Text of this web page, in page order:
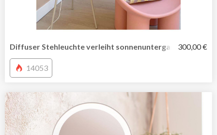
Diffuser Stehleuchte verleiht sonnenuntergangsähnliche
300,00 €
14053